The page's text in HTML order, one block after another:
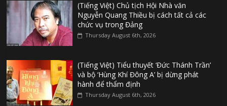
(Tiếng Việt) Chủ tịch Hội Nhà văn
Nguyễn Quang Thiều bị cách tất cả các
chức vụ trong Đảng
Thursday August 6th, 2026
(Tiếng Việt) Tiểu thuyết ‘Đức Thánh Trần’
và bộ ‘Hùng Khí Đông A’ bị dừng phát
hành để thẩm định
Thursday August 6th, 2026